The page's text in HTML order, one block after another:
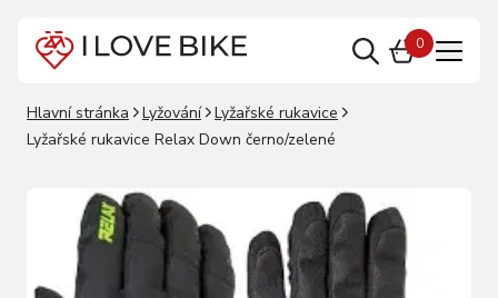
0
Hlavní stránka Lyžování
Lyžařské rukavice
Lyžařské rukavice Relax Down černo/zelené